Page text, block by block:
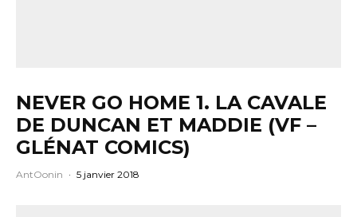
NEVER GO HOME 1. LA CAVALE
DE DUNCAN ET MADDIE (VF –
GLÉNAT COMICS)
AntOonin · 5 janvier 2018